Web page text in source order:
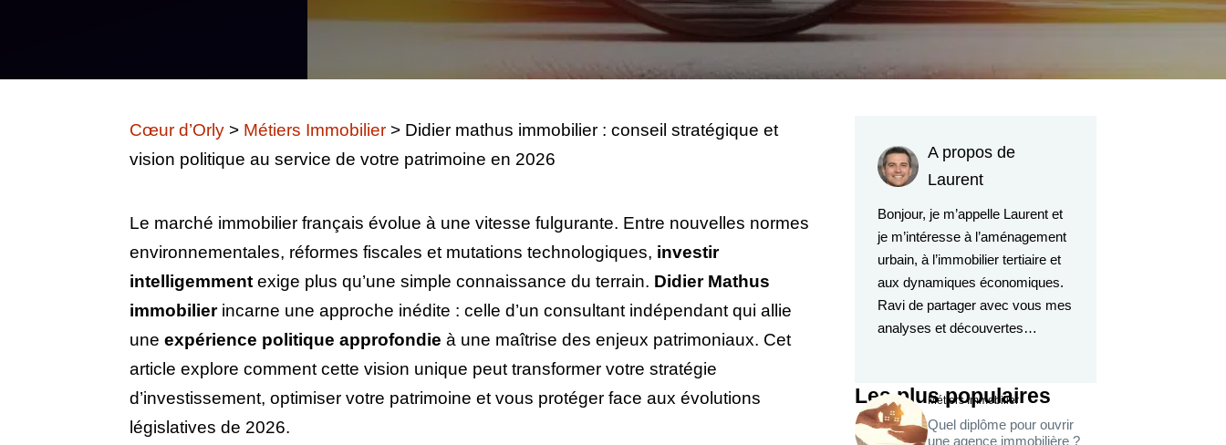
Cœur d’Orly > Métiers Immobilier > Didier mathus immobilier : conseil stratégique et
vision politique au service de votre patrimoine en 2026
Le marché immobilier français évolue à une vitesse fulgurante. Entre nouvelles normes
environnementales, réformes fiscales et mutations technologiques, investir
intelligemment exige plus qu’une simple connaissance du terrain. Didier Mathus
immobilierincarne une approche inédite : celle d’un consultant indépendant qui allie
une expérience politique approfondie à une maîtrise des enjeux patrimoniaux. Cet
article explore comment cette vision unique peut transformer votre stratégie
d’investissement, optimiser votre patrimoine et vous protéger face aux évolutions
législatives de 2026.
A propos de
Laurent
Bonjour, je m’appelle Laurent et
je m’intéresse à l’aménagement
urbain, à l’immobilier tertiaire et
aux dynamiques économiques.
Ravi de partager avec vous mes
analyses et découvertes…
Les plus populaires
Métiers Immobilier
Quel diplôme pour ouvrir
une agence immobilière ?